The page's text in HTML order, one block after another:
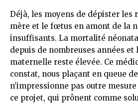
Déjà, les moyens de dépister les
mère et le fœtus en amont de la
insuffisants. La mortalité
depuis de nombreuses années
maternelle reste élevée. Ce
constat, nous plaçant en queue
n’impressionne pas outre
ce projet, qui prônent comme